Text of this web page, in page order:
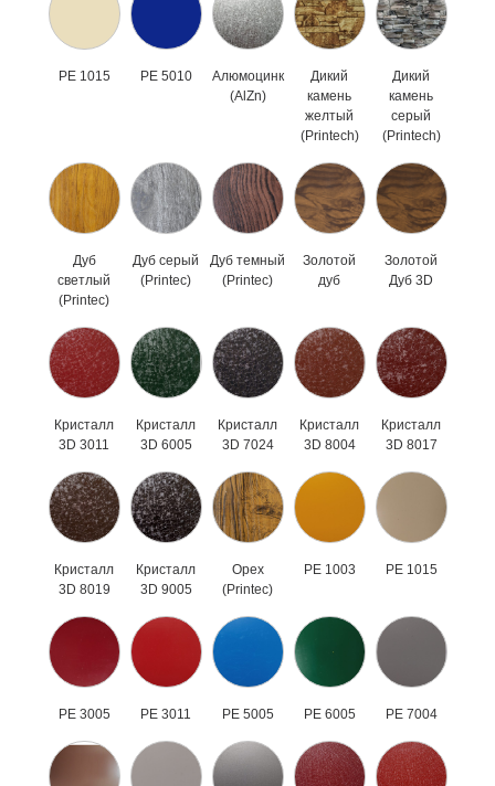
PE 1015 PE 5010
Алюмоцинк
(AlZn)
Дикий
камень
желтый
(Printech)
Дикий
камень
серый
(Printech)
Дуб
светлый
(Printec)
Дуб серый
(Printec)
Дуб темный
(Printec)
Золотой
дуб
Золотой
Дуб 3D
Кристалл
3D 3011
Кристалл
3D 6005
Кристалл
3D 7024
Кристалл
3D 8004
Кристалл
3D 8017
Кристалл
3D 8019
Кристалл
3D 9005
Орех
(Printec)
РЕ 1003 РЕ 1015
РЕ 3005 РЕ 3011 РЕ 5005 РЕ 6005 РЕ 7004